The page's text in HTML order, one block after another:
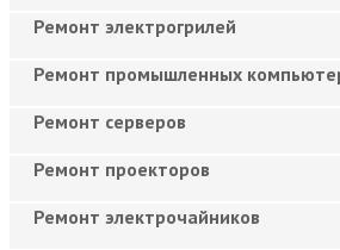
Ремонт электрогрилей
Ремонт промышленных
Ремонт серверов
Ремонт проекторов
Ремонт электрочайников